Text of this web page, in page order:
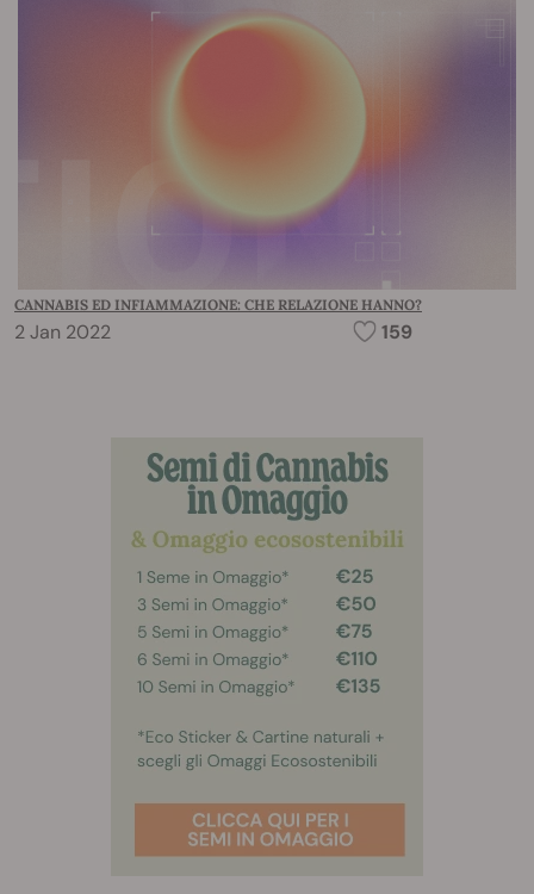
CANNABIS ED INFIAMMAZIONE: CHE RELAZIONE HANNO?
2 Jan 2022 159